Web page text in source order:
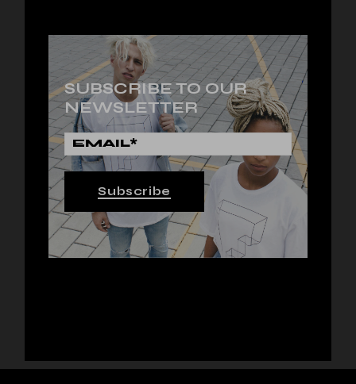
SUBSCRIBE TO OUR
NEWSLETTER
Subscribe